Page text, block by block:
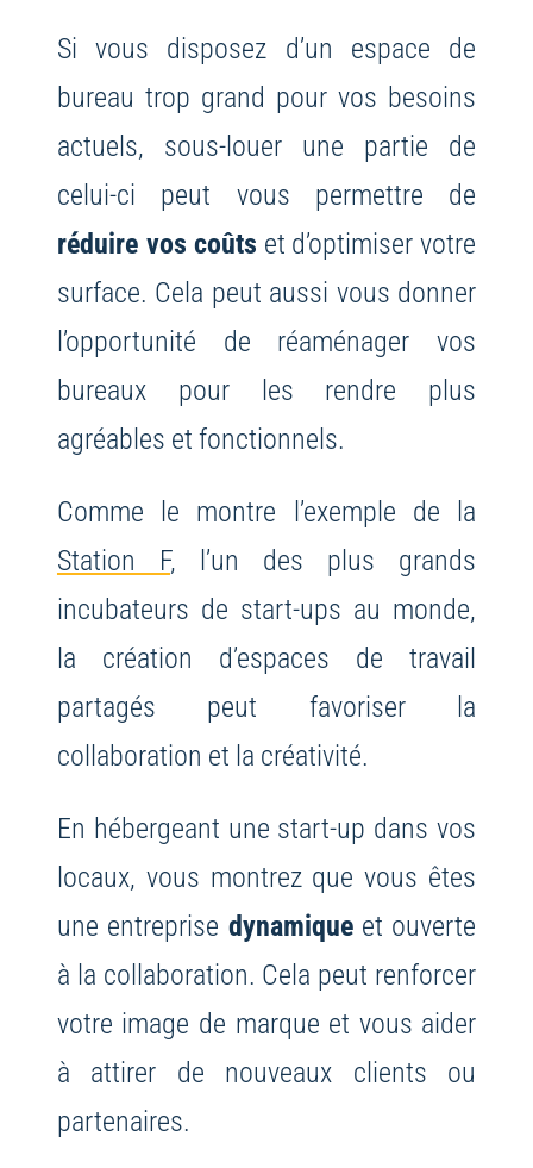
Si vous disposez d’un espace de
bureau trop grand pour vos besoins
actuels, sous-louer une partie de
celui-ci peut vous permettre de
réduire vos coûts et d’optimiser votre
surface. Cela peut aussi vous donner
l’opportunité de réaménager vos
bureaux pour les rendre plus
agréables et fonctionnels.
Comme le montre l’exemple de la
Station F, l’un des plus grands
incubateurs de start-ups au monde,
la création d’espaces de travail
partagés peut favoriser la
collaboration et la créativité.
En hébergeant une start-up dans vos
locaux, vous montrez que vous êtes
une entreprise dynamiqueet ouverte
à la collaboration. Cela peut renforcer
votre image de marque et vous aider
à attirer de nouveaux clients ou
partenaires.